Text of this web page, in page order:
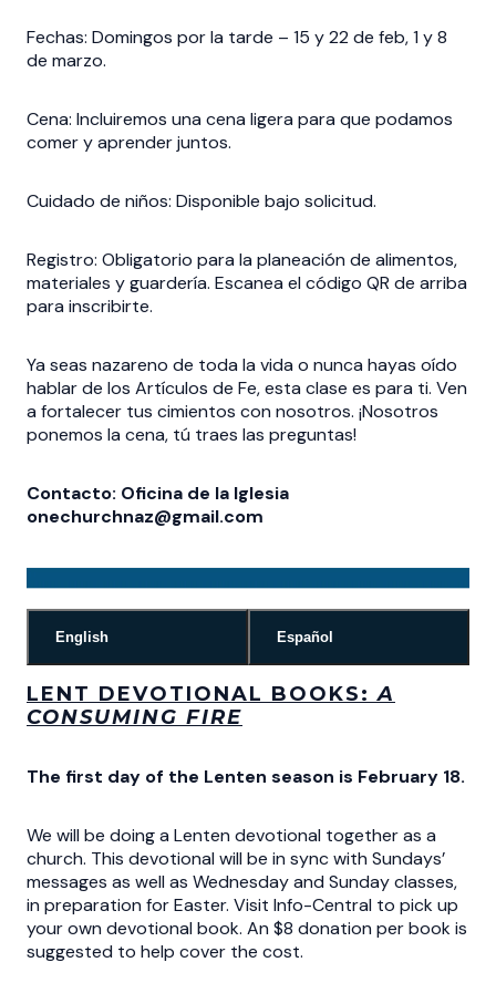
Fechas: Domingos por la tarde – 15 y 22 de feb, 1 y 8
de marzo.
Cena: Incluiremos una cena ligera para que podamos
comer y aprender juntos.
Cuidado de niños: Disponible bajo solicitud.
Registro: Obligatorio para la planeación de alimentos,
materiales y guardería. Escanea el código QR de arriba
para inscribirte.
Ya seas nazareno de toda la vida o nunca hayas oído
hablar de los Artículos de Fe, esta clase es para ti. Ven
a fortalecer tus cimientos con nosotros. ¡Nosotros
ponemos la cena, tú traes las preguntas!
Contacto: Oficina de la Iglesia
onechurchnaz@gmail.com
English Español
LENT DEVOTIONAL BOOKS:A
CONSUMING FIRE
The first day of the Lenten season is February 18.
We will be doing a Lenten devotional together as a
church. This devotional will be in sync with Sundays’
messages as well as Wednesday and Sunday classes,
in preparation for Easter. Visit Info-Central to pick up
your own devotional book. An $8 donation per book is
suggested to help cover the cost.